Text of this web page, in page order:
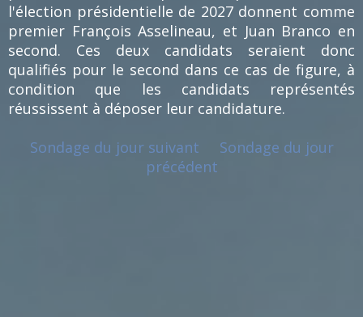
l'élection présidentielle de 2027 donnent comme
premier François Asselineau, et Juan Branco en
second. Ces deux candidats seraient donc
qualifiés pour le second dans ce cas de figure, à
condition que les candidats représentés
réussissent à déposer leur candidature.
Sondage du jour suivant
Sondage du jour
précédent